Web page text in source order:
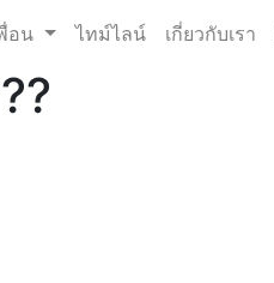
อน ไทม์ไลน์ เกี่ยวกับเรา